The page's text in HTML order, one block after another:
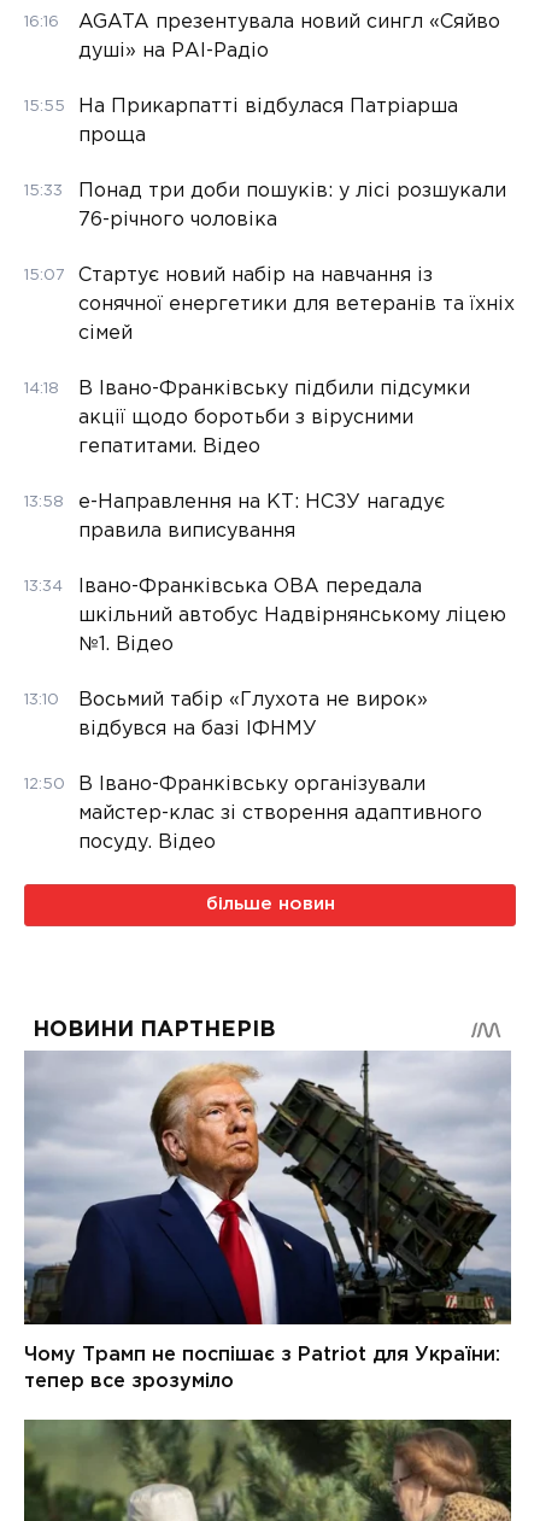
16:16
AGATA презентувала новий сингл «Сяйво
душі» на РАІ-Радіо
15:55
На Прикарпатті відбулася Патріарша
проща
15:33
Понад три доби пошуків: у лісі розшукали
76-річного чоловіка
15:07
Стартує новий набір на навчання із
сонячної енергетики для ветеранів та їхніх
сімей
14:18
В Івано-Франківську підбили підсумки
акції щодо боротьби з вірусними
гепатитами. Відео
13:58
е-Направлення на КТ: НСЗУ нагадує
правила виписування
13:34
Івано-Франківська ОВА передала
шкільний автобус Надвірнянському ліцею
№1. Відео
13:10
Восьмий табір «Глухота не вирок»
відбувся на базі ІФНМУ
12:50
В Івано-Франківську організували
майстер-клас зі створення адаптивного
посуду. Відео
більше новин